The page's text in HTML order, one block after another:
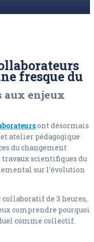
fresque du
aux enjeux
ont désormais
atelier pédagogique
du changement
scientifiques du
sur l’évolution
de 3 heures,
comprendre pourquoi
comme collectif.